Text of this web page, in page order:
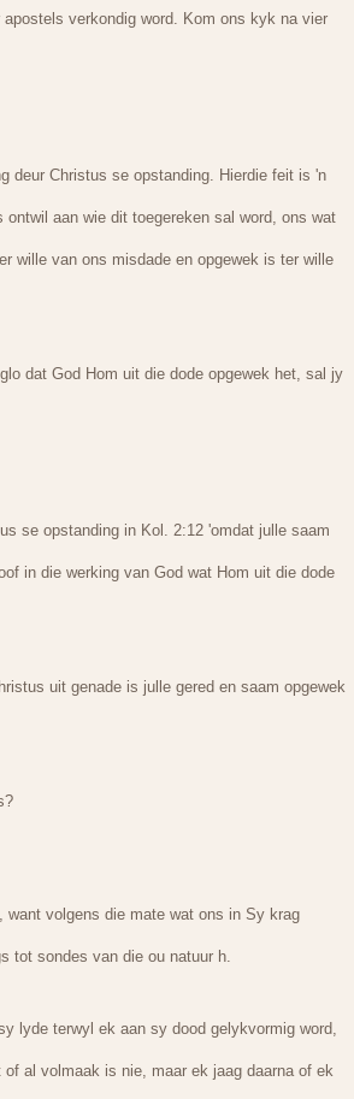
verkondig word. Kom ons kyk na vier
deur Christus se opstanding. Hierdie feit is 'n
aan wie dit toegereken sal word, ons wat
wille van ons misdade en opgewek is ter wille
dat God Hom uit die dode opgewek het, sal jy
se opstanding in Kol. 2:12 'omdat julle saam
in die werking van God wat Hom uit die dode
uit genade is julle gered en saam opgewek
volgens die mate wat ons in Sy krag
tot sondes van die ou natuur h.
lyde terwyl ek aan sy dood gelykvormig word,
al volmaak is nie, maar ek jaag daarna of ek